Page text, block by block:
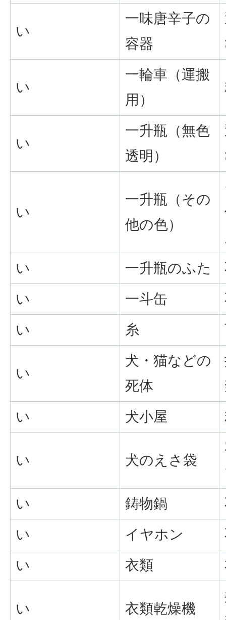
い
一味唐辛子の
容器
い
一輪車（運搬
用）
い
一升瓶（無色
透明）
い
一升瓶（その
他の色）
い
一升瓶のふた
い
一斗缶
い
糸
い
犬・猫などの
死体
い
犬小屋
い 犬のえさ袋
い
鋳物鍋
い
イヤホン
い
衣類
い 衣類乾燥機